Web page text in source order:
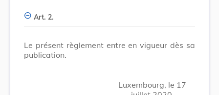
Art. 2.
Le présent règlement entre en vigueur dès sa
publication.
Luxembourg, le 17